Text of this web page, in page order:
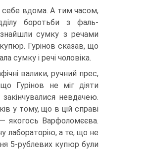
себе вдома. А тим часом,
боротьби з фаль-
сумку з речами
Гурінов сказав, що
сумку і речі чоловіка.
валики, ручний прес,
Гурінов не міг діяти
невдачею.
у тому, що в цій справі
якогось Варфоломєєва.
лабораторію, а те, що не
5-рублевих купюр були